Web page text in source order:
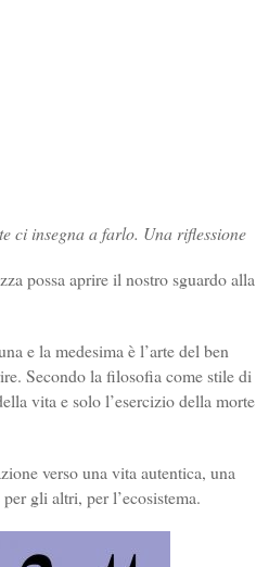
ci insegna a farlo. Una riflessione
possa aprire il nostro sguardo alla
e la medesima è l’arte del ben
Secondo la filosofia come stile di
vita e solo l’esercizio della morte
verso una vita autentica, una
gli altri, per l’ecosistema.